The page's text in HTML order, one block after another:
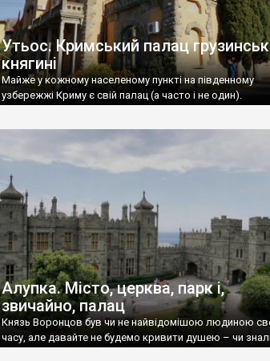
Утьос. Кримський палац
княгині
Майже у кожному населеному пункті на південному
узбережжі Криму є свій палац (а часто і не один).
Алупка. Місто, церква, парк і,
звичайно, палац
Князь Воронцов був чи не найвідомішою людиною
часу, але давайте не будемо кривити душею – чи